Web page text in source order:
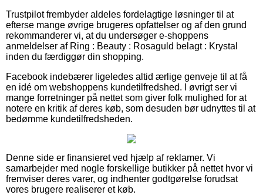
Trustpilot frembyder aldeles fordelagtige løsninger til at
efterse mange øvrige brugeres opfattelser og af den grund
rekommanderer vi, at du undersøger e-shoppens
anmeldelser af Ring : Beauty : Rosaguld belagt : Krystal
inden du færdiggør din shopping.
Facebook indebærer ligeledes altid ærlige genveje til at få
en idé om webshoppens kundetilfredshed. I øvrigt ser vi
mange forretninger på nettet som giver folk mulighed for at
notere en kritik af deres køb, som desuden bør udnyttes til at
bedømme kundetilfredsheden.
Denne side er finansieret ved hjælp af reklamer. Vi
samarbejder med nogle forskellige butikker på nettet hvor vi
fremviser deres varer, og indhenter godtgørelse forudsat
vores brugere realiserer et køb.